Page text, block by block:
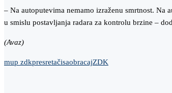
– Na autoputevima nemamo izraženu smrtnost. Na
u smislu postavljanja radara za kontrolu brzine –
(Avaz)
mup zdkpresretačisaobracajZDK